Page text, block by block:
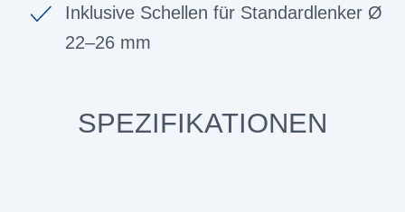
Inklusive Schellen für Standardlenker Ø
22–26 mm
SPEZIFIKATIONEN